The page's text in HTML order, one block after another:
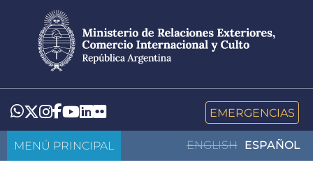
contenido
principal
Whatsapp
Twitter
Instagram
Facebook
YouTube
LinkedIn
Flickr EMERGENCIAS
ENGLISH ESPAÑOL
MENÚ PRINCIPAL